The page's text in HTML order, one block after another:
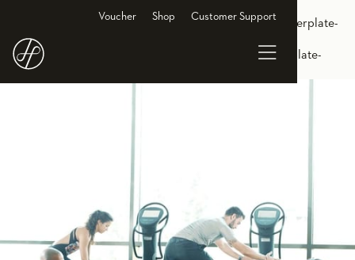
href="https://www.holmesplace.de/gruppenkurse-cl/powerplate-
hamburg"/> <link rel="alternate" hreflang="en-DE"
href="https://en.holmesplace.de/groupclasses-cl/powerplate-
hamburg"/>
Voucher Shop Customer Support